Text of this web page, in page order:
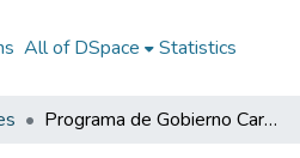
All of DSpace Statistics
Programa de Gobierno Caracolí Antioquia 2001 - 2003: PG Caracolí Antioquia 2001 - 2003